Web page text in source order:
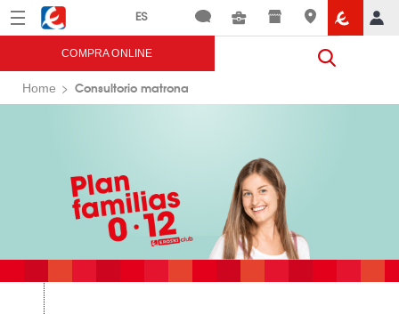
Menú Eroski
COMPRA ONLINE
Home Consultorio matrona